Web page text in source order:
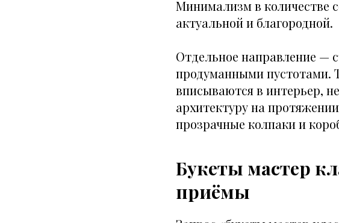
Минимализм в количестве
актуальной и благородной.
Отдельное направление —
продуманными пустотами.
вписываются в интерьер,
архитектуру на
прозрачные колпаки и
Букеты мастер
приёмы